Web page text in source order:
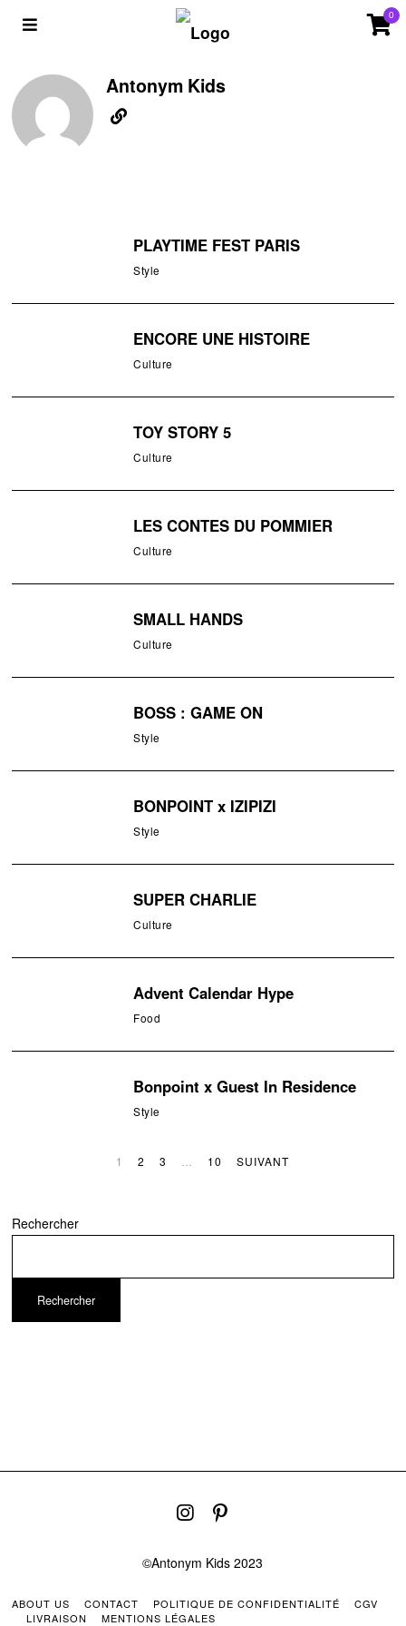
0
Antonym Kids
PLAYTIME FEST PARIS
Style
ENCORE UNE HISTOIRE
Culture
TOY STORY 5
Culture
LES CONTES DU POMMIER
Culture
SMALL HANDS
Culture
BOSS : GAME ON
Style
BONPOINT x IZIPIZI
Style
SUPER CHARLIE
Culture
Advent Calendar Hype
Food
Bonpoint x Guest In Residence
Style
1 2 3 10 SUIVANT
Rechercher
Rechercher
©Antonym Kids 2023
ABOUT US CONTACT POLITIQUE DE CONFIDENTIALITÉ
CGV
LIVRAISON
MENTIONS LÉGALES